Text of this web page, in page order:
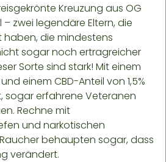
Kreuzung aus OG
– zwei legendäre Eltern, die
die mindestens
sogar noch ertragreicher
Sorte sind stark! Mit einem
einem CBD-Anteil von 1,5%
sogar erfahrene Veteranen
Rechne mit
und narkotischen
behaupten sogar, dass
verändert.